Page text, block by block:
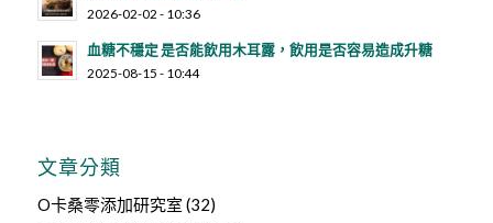
2026-02-02 - 10:36
血糖不穩定 是否能飲用木耳露，飲用是否容易造成升糖
2025-08-15 - 10:44
文章分類
O卡桑零添加研究室 (32)